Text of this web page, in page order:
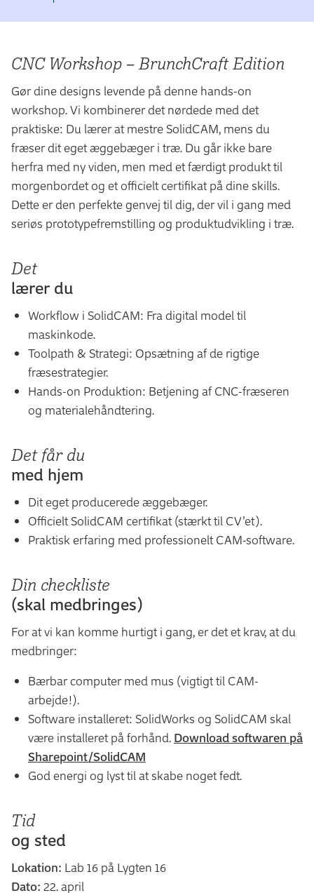
CNC Workshop – BrunchCraft Edition
Gør dine designs levende på denne hands-on
workshop. Vi kombinerer det nørdede med det
praktiske: Du lærer at mestre SolidCAM, mens du
fræser dit eget æggebæger i træ. Du går ikke bare
herfra med ny viden, men med et færdigt produkt til
morgenbordet og et officielt certifikat på dine skills.
Dette er den perfekte genvej til dig, der vil i gang med
seriøs prototypefremstilling og produktudvikling i træ.
Det
lærer du
Workflow i SolidCAM: Fra digital model til
maskinkode.
Toolpath & Strategi: Opsætning af de rigtige
fræsestrategier.
Hands-on Produktion: Betjening af CNC-fræseren
og materialehåndtering.
Det får du
med hjem
Dit eget producerede æggebæger.
Officielt SolidCAM certifikat (stærkt til CV’et).
Praktisk erfaring med professionelt CAM-software.
Din checkliste
(skal medbringes)
For at vi kan komme hurtigt i gang, er det et krav, at du
medbringer:
Bærbar computer med mus (vigtigt til CAM-
arbejde!).
Software installeret: SolidWorks og SolidCAM skal
være installeret på forhånd. Download softwaren på
Sharepoint/SolidCAM
God energi og lyst til at skabe noget fedt.
Tid
og sted
Lokation: Lab 16 på Lygten 16
Dato: 22. april